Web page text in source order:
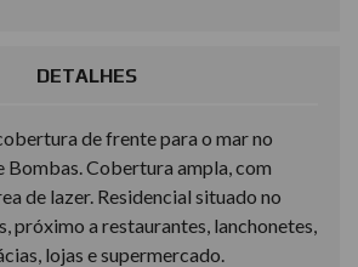
DETALHES
de frente para o mar no
Bombas. Cobertura ampla, com
de lazer. Residencial situado no
próximo a restaurantes, lanchonetes,
lojas e supermercado.